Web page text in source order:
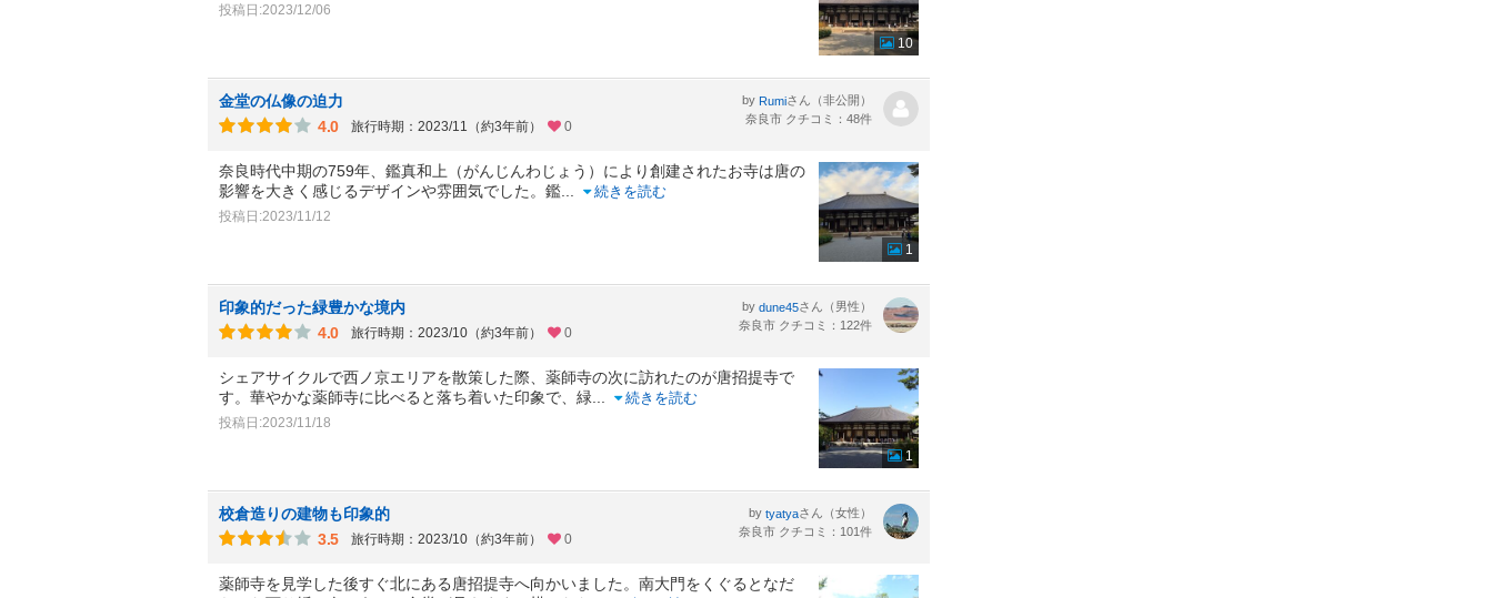
投稿日:2023/12/06
10
金堂の仏像の迫力
4.0
旅行時期：2023/11（約3年前） 0
by Rumiさん（非公開）
奈良市 クチコミ：48件
奈良時代中期の759年、鑑真和上（がんじんわじょう）により創建されたお寺は唐の
影響を大きく感じるデザインや雰囲気でした。鑑
続きを読む
投稿日:2023/11/12
1
印象的だった緑豊かな境内
4.0
旅行時期：2023/10（約3年前） 0
by dune45さん（男性）
奈良市 クチコミ：122件
シェアサイクルで西ノ京エリアを散策した際、薬師寺の次に訪れたのが唐招提寺で
す。華やかな薬師寺に比べると落ち着いた印象で、緑
続きを読む
投稿日:2023/11/18
1
校倉造りの建物も印象的
3.5
旅行時期：2023/10（約3年前） 0
by tyatyaさん（女性）
奈良市 クチコミ：101件
薬師寺を見学した後すぐ北にある唐招提寺へ向かいました。南大門をくぐるとなだ